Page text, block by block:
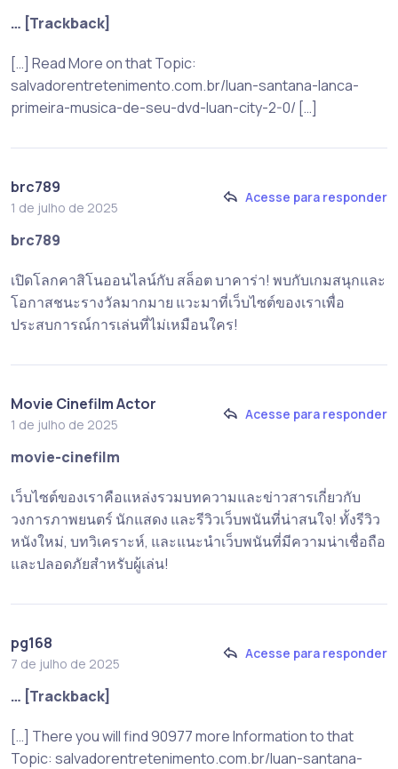
… [Trackback]
[…] Read More on that Topic:
salvadorentretenimento.com.br/luan-santana-lanca-
primeira-musica-de-seu-dvd-luan-city-2-0/ […]
brc789
1 de julho de 2025
Acesse para responder
brc789
เปิดโลกคาสิโนออนไลน์กับ สล็อต บาคาร่า! พบกับเกมสนุกและ
โอกาสชนะรางวัลมากมาย แวะมาที่เว็บไซต์ของเราเพื่อ
ประสบการณ์การเล่นที่ไม่เหมือนใคร!
Movie Cinefilm Actor
1 de julho de 2025
Acesse para responder
movie-cinefilm
เว็บไซต์ของเราคือแหล่งรวมบทความและข่าวสารเกี่ยวกับ
วงการภาพยนตร์ นักแสดง และรีวิวเว็บพนันที่น่าสนใจ! ทั้งรีวิว
หนังใหม่, บทวิเคราะห์, และแนะนำเว็บพนันที่มีความน่าเชื่อถือ
และปลอดภัยสำหรับผู้เล่น!
pg168
7 de julho de 2025
Acesse para responder
… [Trackback]
[…] There you will find 90977 more Information to that
Topic: salvadorentretenimento.com.br/luan-santana-